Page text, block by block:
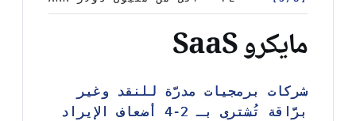
مايكرو SaaS
شركات برمجيات مدرّة للنقد وغير
برّاقة تُشترى بـ 2-4 أضعاف الإيراد
شركات برمجيات مدرّة للنقد وغير
برّاقة تُشترى بـ 2-4 أضعاف الإيراد